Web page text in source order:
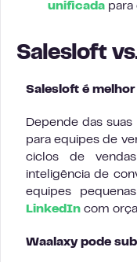
unificada para
Salesloft
Salesloft é
Depende das
para equipes de
ciclos de
inteligência de
equipes
LinkedIn com
Waalaxy pode